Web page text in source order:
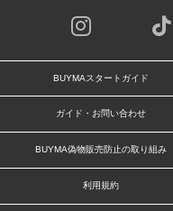
BUYMAスタートガイド
ガイド・お問い合わせ
BUYMA偽物販売防止の取り組み
利用規約